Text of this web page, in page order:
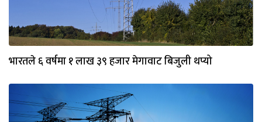
भारतले ६ वर्षमा १ लाख ३९ हजार मेगावाट बिजुली थप्यो